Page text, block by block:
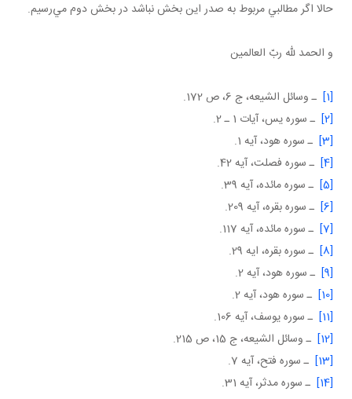
حالا اگر مطالبي مربوط به صدر اين بخش نباشد در بخش دوم مي‌رسيم.
و الحمد لله ربّ العالمين
[1]
ـ وسائل الشيعه، ج 6، ص 172.
[2]
ـ سوره يس، آيات 1 ـ 2.
[3]
ـ سوره هود، آيه 1.
[4]
ـ سوره فصلت، آيه 42.
[5]
ـ سوره مائده، آيه 39.
[6]
ـ سوره بقره، آيه 209.
[7]
ـ سوره مائده، آيه 117.
[8]
ـ سوره بقره، ايه 29.
[9]
ـ سوره هود، آيه 2.
[10]
ـ سوره هود، آيه 2.
[11]
ـ سوره يوسف، آيه 106.
[12]
ـ وسائل الشيعه، ج 15، ص 215.
[13]
ـ سوره فتح، آيه 7.
[14]
ـ سوره مدثر، آيه 31.